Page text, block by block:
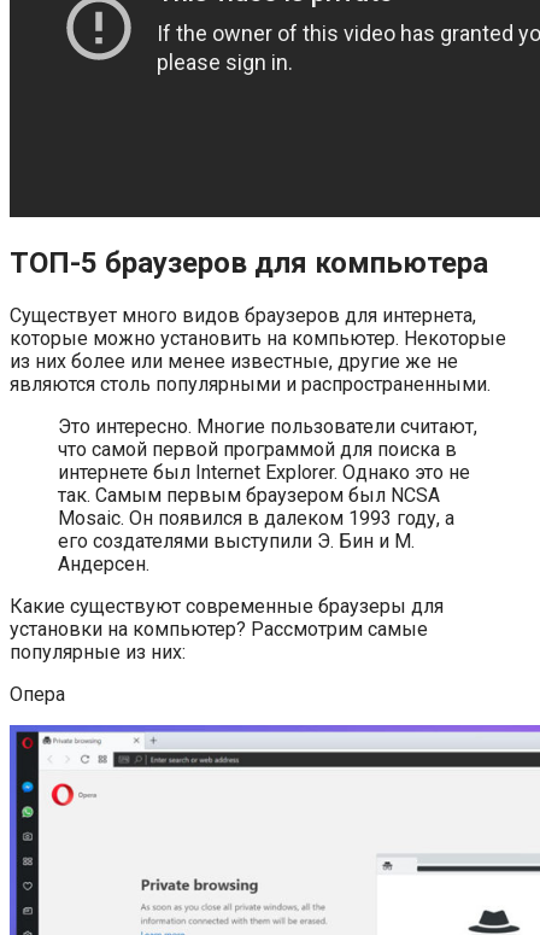
ТОП-5 браузеров для компьютера
Существует много видов браузеров для интернета,
которые можно установить на компьютер. Некоторые
из них более или менее известные, другие же не
являются столь популярными и распространенными.
Это интересно. Многие пользователи считают,
что самой первой программой для поиска в
интернете был Internet Explorer. Однако это не
так. Самым первым браузером был NCSA
Mosaic. Он появился в далеком 1993 году, а
его создателями выступили Э. Бин и М.
Андерсен.
Какие существуют современные браузеры для
установки на компьютер? Рассмотрим самые
популярные из них:
Опера